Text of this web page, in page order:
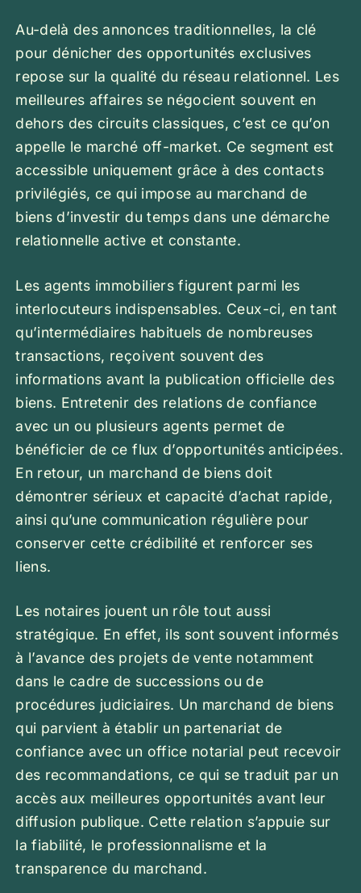
Au-delà des annonces traditionnelles, la clé
pour dénicher des opportunités exclusives
repose sur la qualité du réseau relationnel. Les
meilleures affaires se négocient souvent en
dehors des circuits classiques, c’est ce qu’on
appelle le marché off-market. Ce segment est
accessible uniquement grâce à des contacts
privilégiés, ce qui impose au marchand de
biens d’investir du temps dans une démarche
relationnelle active et constante.
Les agents immobiliers figurent parmi les
interlocuteurs indispensables. Ceux-ci, en tant
qu’intermédiaires habituels de nombreuses
transactions, reçoivent souvent des
informations avant la publication officielle des
biens. Entretenir des relations de confiance
avec un ou plusieurs agents permet de
bénéficier de ce flux d’opportunités anticipées.
En retour, un marchand de biens doit
démontrer sérieux et capacité d’achat rapide,
ainsi qu’une communication régulière pour
conserver cette crédibilité et renforcer ses
liens.
Les notaires jouent un rôle tout aussi
stratégique. En effet, ils sont souvent informés
à l’avance des projets de vente notamment
dans le cadre de successions ou de
procédures judiciaires. Un marchand de biens
qui parvient à établir un partenariat de
confiance avec un office notarial peut recevoir
des recommandations, ce qui se traduit par un
accès aux meilleures opportunités avant leur
diffusion publique. Cette relation s’appuie sur
la fiabilité, le professionnalisme et la
transparence du marchand.